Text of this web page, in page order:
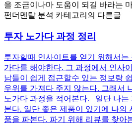
을 조금이나마 도움이 되길 바라는
펀더멘탈 분석 카테고리의 다른글
투자 노가다 과정 정리
투자할때 인사이트를 얻기 위해서는
가다를 해야한다. 그 과정에서 인사
남들이 쉽게 접근할수 있는 정보랑
우위를 가져다 주지 않는다. 그래서
노가다 과정을 적어본다. 일단 나는
본다. 일단 좋은 제품이 있기에 나의
품을 파본다. 파기 위해 리뷰를 찾아